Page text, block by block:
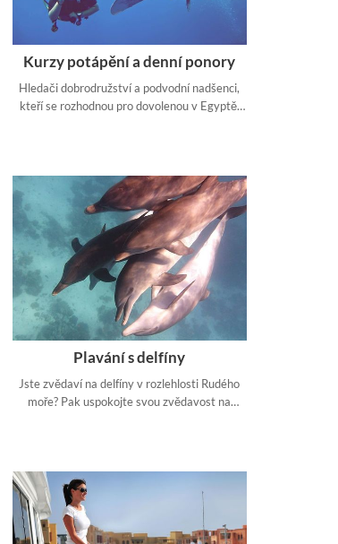
Kurzy potápění a denní ponory
Hledači dobrodružství a podvodní nadšenci,
kteří se rozhodnou pro dovolenou v Egyptě,
Plavání s delfíny
Jste zvědaví na delfíny v rozlehlosti Rudého
moře? Pak uspokojte svou zvědavost na